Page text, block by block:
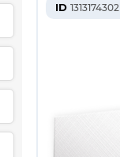
ID 1313174302